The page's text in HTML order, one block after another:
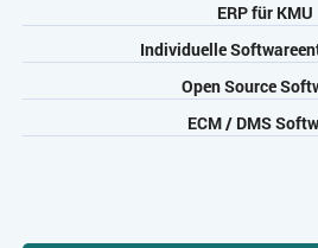
ERP für KMU
Individuelle
Open Source
ECM / DMS